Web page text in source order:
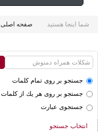
شما اینجا هستید صفحه اصلی
جستجو بر روی تمام كلمات
جستجو بر روی هر يك از كلمات
جستجوی عبارت
انتخاب جستجو